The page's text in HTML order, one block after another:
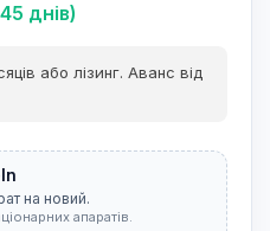
днів)
або лізинг. Аванс від
на новий.
апаратів.